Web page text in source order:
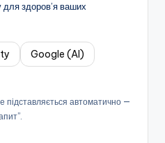
для здоров’я ваших
Google (AI)
підставляється автоматично —